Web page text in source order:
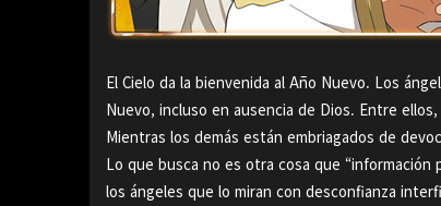
El Cielo da la bienvenida al Año Nuevo. Los
Nuevo, incluso en ausencia de Dios. Entre
Mientras los demás están embriagados de
Lo que busca no es otra cosa que
los ángeles que lo miran con desconfianza